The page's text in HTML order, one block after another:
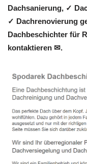
Dachsanierung, ✓
✓ Dachrenovierung
Dachbeschichter für
kontaktieren ✉.